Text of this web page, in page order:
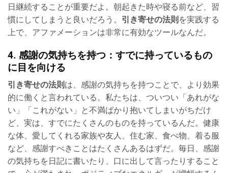
日継続することが重要だよ。朝起きた時や寝る前など、習
慣にしてしまうと良いだろう。 引き寄せの法則 を実践する
上で、アファメーションは非常に有効なツールなんだ。
4. 感謝の気持ちを持つ：すでに持っているもの
に目を向ける
引き寄せの法則 は、感謝の気持ちを持つことで、より効果
的に働くと言われている。私たちは、ついつい「あれがな
い」「これがない」と不満ばかり抱いてしまいがちだけ
ど、実は、すでにたくさんのものを持っているんだ。健康
な体、愛してくれる家族や友人、住む家、食べ物、着る服
など、感謝すべきことはたくさんあるはずだ。毎日、感謝
の気持ちを日記に書いたり、口に出して言ったりすること